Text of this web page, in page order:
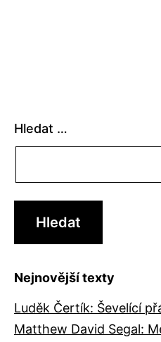
Hledat …
Nejnovější texty
Luděk Čertík: Ševelící
Matthew David Segal: